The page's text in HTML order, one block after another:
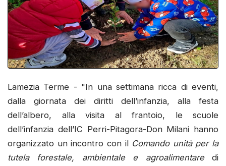
Lamezia Terme - "In una settimana ricca di eventi,
dalla giornata dei diritti dell’infanzia, alla festa
dell’albero, alla visita al frantoio, le scuole
dell’infanzia dell’IC Perri-Pitagora-Don Milani hanno
organizzato un incontro con il Comando unità per la
tutela forestale, ambientale e agroalimentare di